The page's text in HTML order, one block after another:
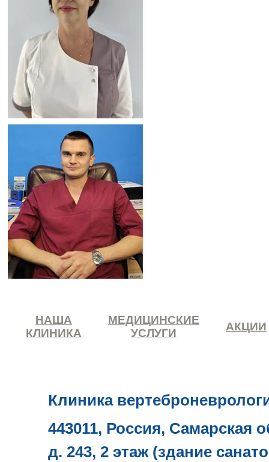
НАША
КЛИНИКА
МЕДИЦИНСКИЕ
УСЛУГИ
АКЦИИ
Клиника
443011, Россия, Самарская
д. 243, 2 этаж (здание